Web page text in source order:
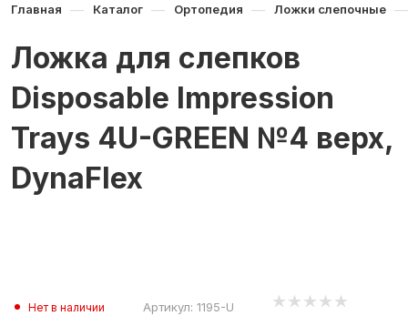
Главная — Каталог — Ортопедия — Ложки слепочные —
Ложка для слепков
Disposable Impression
Trays 4U-GREEN №4 верх,
DynaFlex
Нет в наличии Артикул: 1195-U